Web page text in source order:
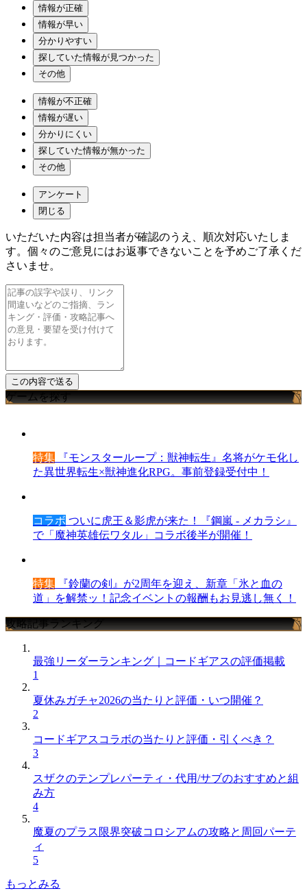
情報が正確
情報が早い
分かりやすい
探していた情報が見つかった
その他
情報が不正確
情報が遅い
分かりにくい
探していた情報が無かった
その他
アンケート
閉じる
いただいた内容は担当者が確認のうえ、順次対応いたしま
す。個々のご意見にはお返事できないことを予めご了承くだ
さいませ。
ゲームを探す
特集 『モンスターループ：獣神転生』名将がケモ化し
た異世界転生×獣神進化RPG。事前登録受付中！
コラボ ついに虎王＆影虎が来た！『鋼嵐 - メカラシ』
で「魔神英雄伝ワタル」コラボ後半が開催！
特集 『鈴蘭の剣』が2周年を迎え、新章「氷と血の
道」を解禁ッ！記念イベントの報酬もお見逃し無く！
攻略記事ランキング
最強リーダーランキング｜コードギアスの評価掲載
1
夏休みガチャ2026の当たりと評価・いつ開催？
2
コードギアスコラボの当たりと評価・引くべき？
3
スザクのテンプレパーティ・代用/サブのおすすめと組
み方
4
魔夏のプラス限界突破コロシアムの攻略と周回パーテ
ィ
5
もっとみる